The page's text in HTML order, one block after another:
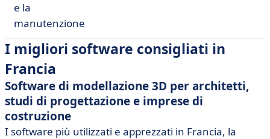
e la
manutenzione
I migliori software consigliati in
Francia
Software di modellazione 3D per architetti,
studi di progettazione e imprese di
costruzione
I software più utilizzati e apprezzati in Francia, la